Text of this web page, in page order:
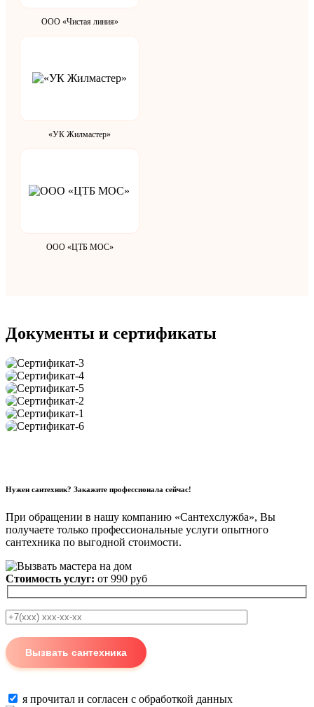
ООО «Чистая линия»
«УК Жилмастер»
ООО «ЦТБ МОС»
Документы и сертификаты
Нужен сантехник? Закажите профессионала сейчас!
При обращении в нашу компанию «Сантехслужба», Вы
получаете только профессиональные услуги опытного
сантехника по выгодной стоимости.
Стоимость услуг: от 990 руб
я прочитал и согласен с обработкой данных